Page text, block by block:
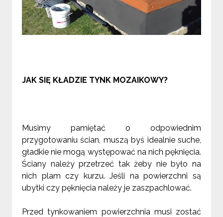
JAK SIĘ KŁADZIE TYNK MOZAIKOWY?
Musimy pamiętać o odpowiednim
przygotowaniu ścian, muszą byś idealnie suche,
gładkie nie mogą występować na nich pęknięcia.
Ściany należy przetrzeć tak żeby nie było na
nich plam czy kurzu. Jeśli na powierzchni są
ubytki czy pęknięcia należy je zaszpachlować.
Przed tynkowaniem powierzchnia musi zostać